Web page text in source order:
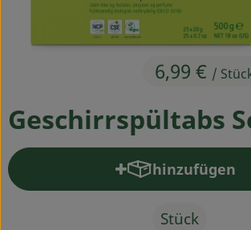
Backwaren
Drogerie
Geschirrspültabs
6,99 € /
hinzufügen
Produkt
Stück